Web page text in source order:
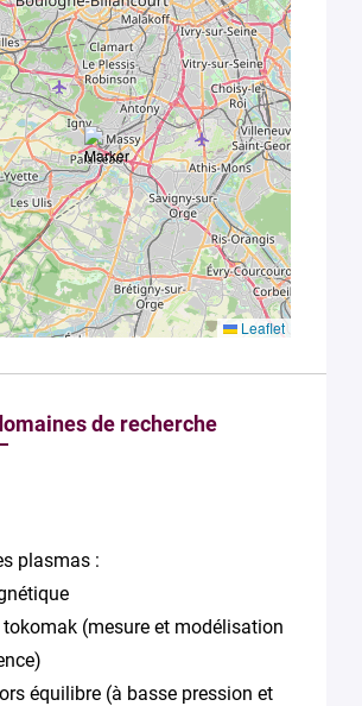
Leaflet
de recherche
plasmas :
(mesure et modélisation
équilibre (à basse pression et